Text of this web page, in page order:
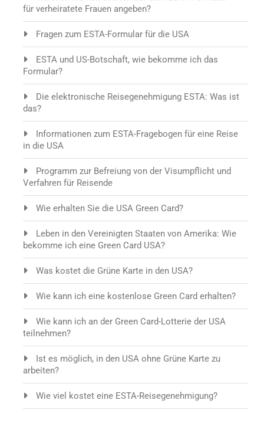
für verheiratete Frauen angeben?
Fragen zum ESTA-Formular für die USA
ESTA und US-Botschaft, wie bekomme ich das
Formular?
Die elektronische Reisegenehmigung ESTA: Was ist
das?
Informationen zum ESTA-Fragebogen für eine Reise
in die USA
Programm zur Befreiung von der Visumpflicht und
Verfahren für Reisende
Wie erhalten Sie die USA Green Card?
Leben in den Vereinigten Staaten von Amerika: Wie
bekomme ich eine Green Card USA?
Was kostet die Grüne Karte in den USA?
Wie kann ich eine kostenlose Green Card erhalten?
Wie kann ich an der Green Card-Lotterie der USA
teilnehmen?
Ist es möglich, in den USA ohne Grüne Karte zu
arbeiten?
Wie viel kostet eine ESTA-Reisegenehmigung?